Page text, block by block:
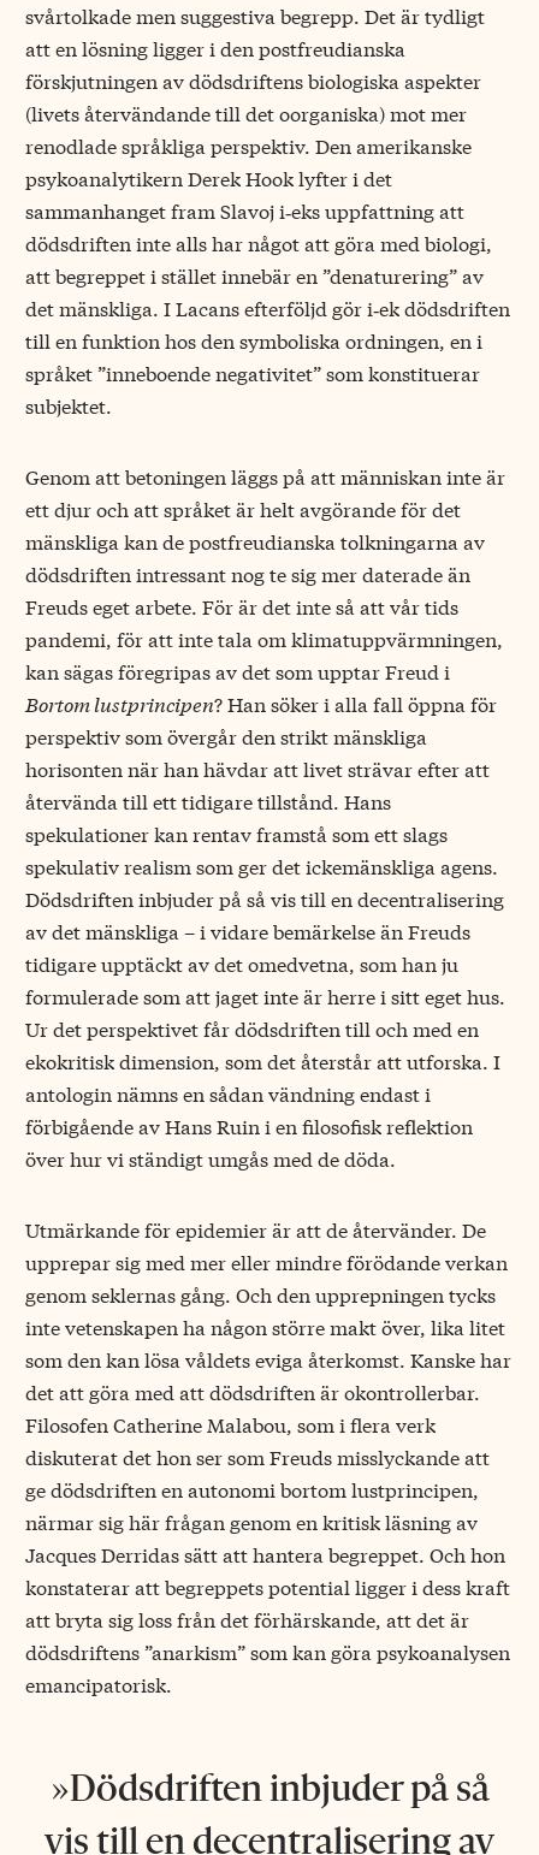
svårtolkade men suggestiva begrepp. Det är tydligt
att en lösning ligger i den postfreudianska
förskjutningen av dödsdriftens biologiska aspekter
(livets återvändande till det oorganiska) mot mer
renodlade språkliga perspektiv. Den amerikanske
psykoanalytikern Derek Hook lyfter i det
sammanhanget fram Slavoj i‑eks uppfattning att
dödsdriften inte alls har något att göra med biologi,
att begreppet i stället innebär en ”denaturering” av
det mänskliga. I Lacans efterföljd gör i‑ek dödsdriften
till en funktion hos den symboliska ordningen, en i
språket ”inneboende negativitet” som konstituerar
subjektet.
Genom att betoningen läggs på att människan inte är
ett djur och att språket är helt avgörande för det
mänskliga kan de postfreudianska tolkningarna av
dödsdriften intressant nog te sig mer daterade än
Freuds eget arbete. För är det inte så att vår tids
pandemi, för att inte tala om klimatuppvärmningen,
kan sägas föregripas av det som upptar Freud i
Bortom lustprincipen? Han söker i alla fall öppna för
perspektiv som övergår den strikt mänskliga
horisonten när han hävdar att livet strävar efter att
återvända till ett tidigare tillstånd. Hans
spekulationer kan rentav framstå som ett slags
spekulativ realism som ger det ickemänskliga agens.
Dödsdriften inbjuder på så vis till en decentralisering
av det mänskliga – i vidare bemärkelse än Freuds
tidigare upptäckt av det omedvetna, som han ju
formulerade som att jaget inte är herre i sitt eget hus.
Ur det perspektivet får dödsdriften till och med en
ekokritisk dimension, som det återstår att utforska. I
antologin nämns en sådan vändning endast i
förbigående av Hans Ruin i en filosofisk reflektion
över hur vi ständigt umgås med de döda.
Utmärkande för epidemier är att de återvänder. De
upprepar sig med mer eller mindre förödande verkan
genom seklernas gång. Och den upprepningen tycks
inte vetenskapen ha någon större makt över, lika litet
som den kan lösa våldets eviga återkomst. Kanske har
det att göra med att dödsdriften är okontrollerbar.
Filosofen Catherine Malabou, som i flera verk
diskuterat det hon ser som Freuds misslyckande att
ge dödsdriften en autonomi bortom lustprincipen,
närmar sig här frågan genom en kritisk läsning av
Jacques Derridas sätt att hantera begreppet. Och hon
konstaterar att begreppets potential ligger i dess kraft
att bryta sig loss från det förhärskande, att det är
dödsdriftens ”anarkism” som kan göra psykoanalysen
emancipatorisk.
Dödsdriften inbjuder på så
vis till en decentralisering av